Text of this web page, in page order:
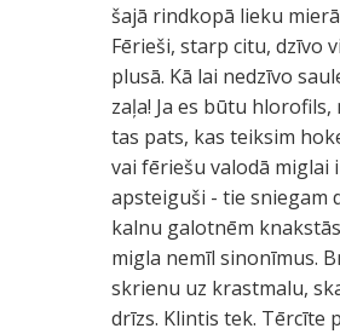
šajā rindkopā lieku
Fērieši, starp citu, dzīvo
plusā. Kā lai nedzīvo
zaļa! Ja es būtu
tas pats, kas teiksim
vai fēriešu valodā miglai
apsteiguši - tie sniegam
kalnu galotnēm
migla nemīl sinonīmus.
skrienu uz krastmalu,
drīzs. Klintis tek. Tērcīte